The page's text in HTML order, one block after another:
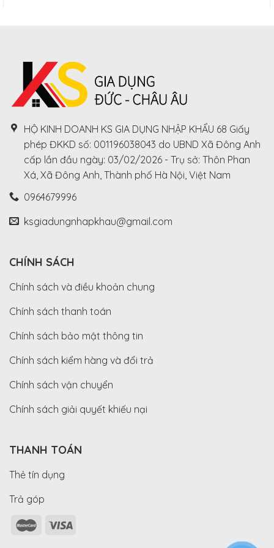
HỘ KINH DOANH KS GIA DỤNG NHẬP KHẨU 68 Giấy
phép ĐKKD số: 001196038043 do UBND Xã Đông Anh
cấp lần đầu ngày: 03/02/2026 - Trụ sở: Thôn Phan
Xá, Xã Đông Anh, Thành phố Hà Nội, Việt Nam
0964679996
ksgiadungnhapkhau@gmail.com
CHÍNH SÁCH
Chính sách và điều khoản chung
Chính sách thanh toán
Chính sách bảo mật thông tin
Chính sách kiểm hàng và đổi trả
Chính sách vận chuyển
Chính sách giải quyết khiếu nại
THANH TOÁN
Thẻ tín dụng
Trả góp